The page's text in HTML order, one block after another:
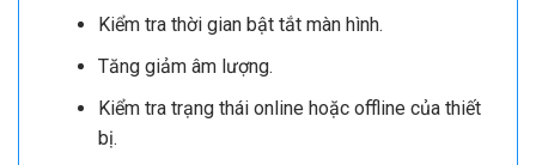
Tùy chọn giao diện hiển thị:
Thiết kế giao diện phù hợp với từng tiêu đề tin tức
Xem trước nội dung trước khi đẩy vào màn hình